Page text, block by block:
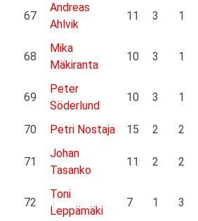
67
Andreas
Ahlvik
11 3 1
68
Mika
Mäkiranta
10 3 1
69
Peter
Söderlund
10 3 1
70 Petri Nostaja 15 2 2
71
Johan
Tasanko
11 2 2
72
Toni
Leppämäki
7 1 3